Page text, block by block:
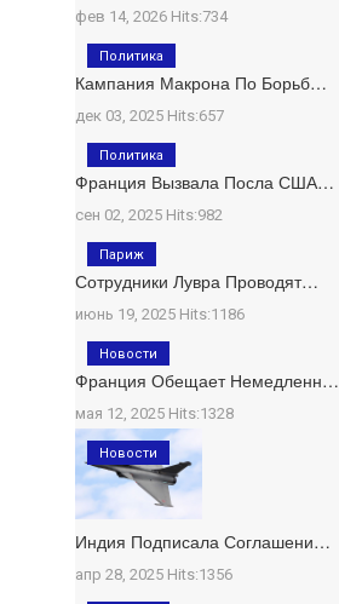
фев 14, 2026 Hits:734
Кампания Макрона По Борьб…
дек 03, 2025 Hits:657
Политика
Франция Вызвала Посла США…
сен 02, 2025 Hits:982
Политика
Сотрудники Лувра Проводят…
июнь 19, 2025 Hits:1186
Париж
Франция Обещает Немедленн…
мая 12, 2025 Hits:1328
Новости
Индия Подписала Соглашени…
апр 28, 2025 Hits:1356
Новости